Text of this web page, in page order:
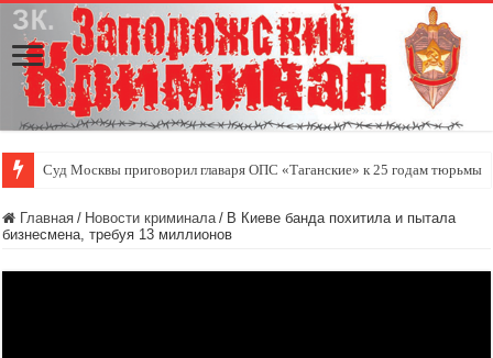
Суд Москвы приговорил главаря ОПС «Таганские» к 25 годам тюрьмы
Главная / Новости криминала / В Киеве банда похитила и пытала
бизнесмена, требуя 13 миллионов